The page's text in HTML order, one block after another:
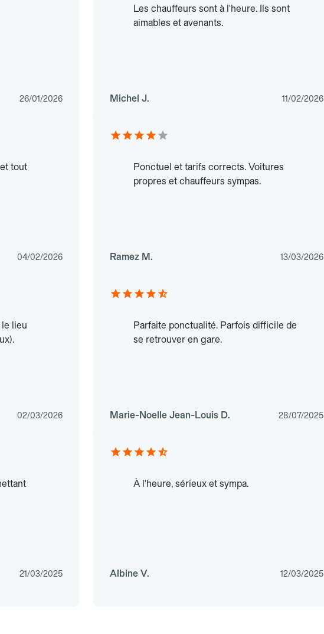
26/01/2026
Les chauffeurs sont à l'heure. Ils sont
aimables et avenants.
Michel J. 11/02/2026
tout
04/02/2026
Ponctuel et tarifs corrects. Voitures
propres et chauffeurs sympas.
Ramez M. 13/03/2026
lieu
02/03/2026
Parfaite ponctualité. Parfois difficile de
se retrouver en gare.
Marie-Noelle Jean-Louis D. 28/07/2025
21/03/2025
À l'heure, sérieux et sympa.
Albine V. 12/03/2025